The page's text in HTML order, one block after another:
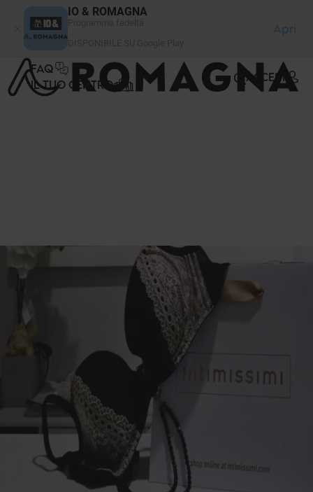
IO & ROMAGNA
Apri
FAQ
IL TUO CENTRO
ACCEDI
Pannello di gestione dei cookies